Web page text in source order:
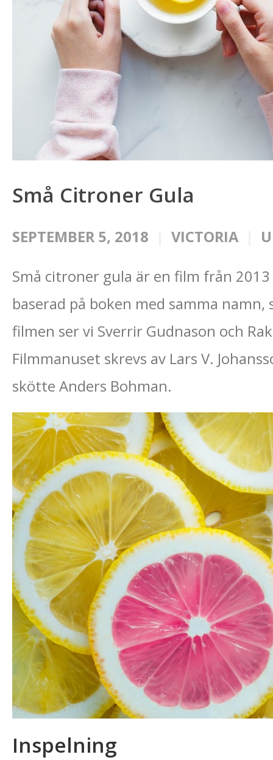
Små Citroner Gula
SEPTEMBER 5, 2018 VICTORIA
Små citroner gula är en film från
baserad på boken med samma namn,
filmen ser vi Sverrir Gudnason och
Filmmanuset skrevs av Lars V.
skötte Anders Bohman.
Inspelning